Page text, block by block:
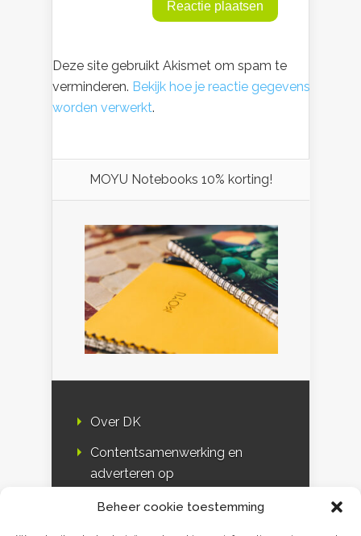
Beheer cookie toestemming
Deze site gebruikt Akismet om spam te
verminderen. Bekijk hoe je reactie gegevens
worden verwerkt.
MOYU Notebooks 10% korting!
Over DK
Contentsamenwerking en
adverteren op